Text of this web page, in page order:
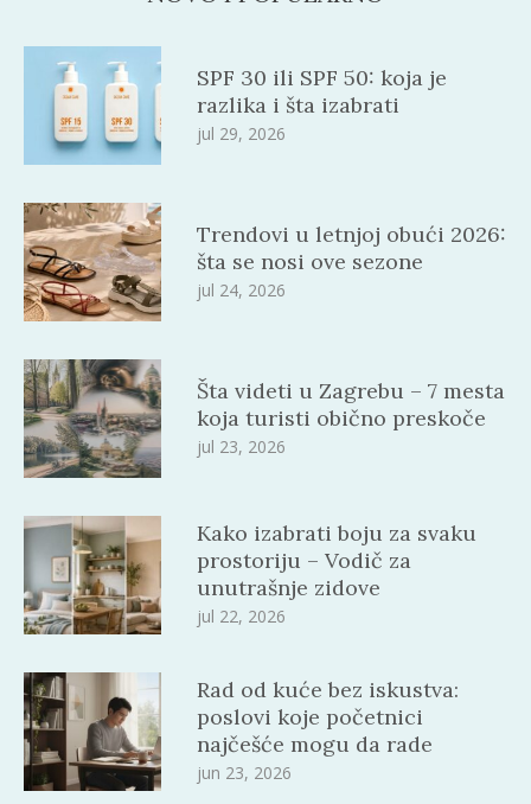
SPF 30 ili SPF 50: koja je
razlika i šta izabrati
jul 29, 2026
Trendovi u letnjoj obući 2026:
šta se nosi ove sezone
jul 24, 2026
Šta videti u Zagrebu – 7 mesta
koja turisti obično preskoče
jul 23, 2026
Kako izabrati boju za svaku
prostoriju – Vodič za
unutrašnje zidove
jul 22, 2026
Rad od kuće bez iskustva:
poslovi koje početnici
najčešće mogu da rade
jun 23, 2026